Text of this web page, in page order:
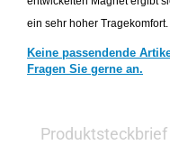
ein sehr hoher Tragekomfort.
Keine passendende
Fragen Sie gerne an.
Produktsteckbrief